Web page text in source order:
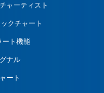
ャーティスト
クチャート
ート機能
ナル
ート